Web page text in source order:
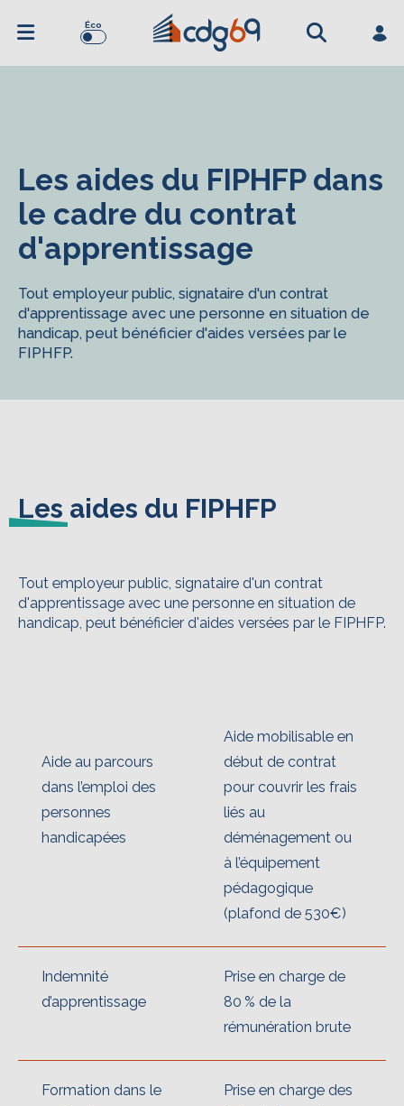
Éco
Les aides du FIPHFP dans
le cadre du contrat
d'apprentissage
Tout employeur public, signataire d'un contrat
d'apprentissage avec une personne en situation de
handicap, peut bénéficier d'aides versées par le
FIPHFP.
Les aides du FIPHFP
Tout employeur public, signataire d'un contrat
d'apprentissage avec une personne en situation de
handicap, peut bénéficier d'aides versées par le FIPHFP.
Aide au parcours
dans l’emploi des
personnes
handicapées
Aide mobilisable en
début de contrat
pour couvrir les frais
liés au
déménagement ou
à l’équipement
pédagogique
(plafond de 530€)
Indemnité
d’apprentissage
Prise en charge de
80 % de la
rémunération brute
Formation dans le
Prise en charge des